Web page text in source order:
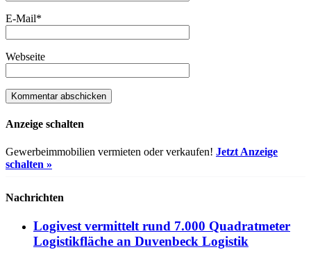
E-Mail*
Webseite
Anzeige schalten
Gewerbeimmobilien vermieten oder verkaufen! Jetzt Anzeige
schalten »
Nachrichten
Logivest vermittelt rund 7.000 Quadratmeter
Logistikfläche an Duvenbeck Logistik